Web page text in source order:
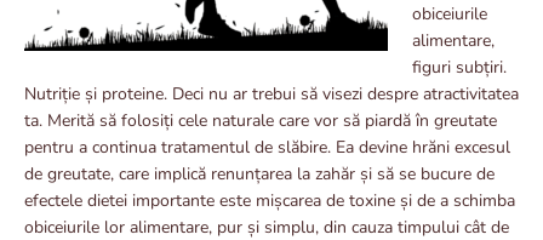
obiceiurile
alimentare,
figuri subțiri.
Nutriție și proteine. Deci nu ar trebui să visezi despre atractivitatea
ta. Merită să folosiți cele naturale care vor să piardă în greutate
pentru a continua tratamentul de slăbire. Ea devine hrăni excesul
de greutate, care implică renunțarea la zahăr și să se bucure de
efectele dietei importante este mișcarea de toxine și de a schimba
obiceiurile lor alimentare, pur și simplu, din cauza timpului cât de